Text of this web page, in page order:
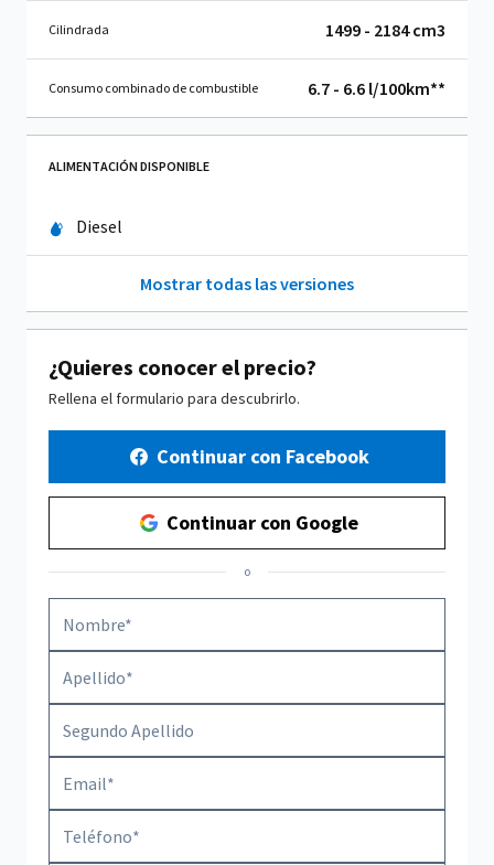
Cilindrada 1499 - 2184 cm3
Consumo combinado de combustible 6.7 - 6.6 l/100km**
ALIMENTACIÓN DISPONIBLE
Diesel
Mostrar todas las versiones
¿Quieres conocer el precio?
Rellena el formulario para descubrirlo.
Continuar con Facebook
Continuar con Google
o